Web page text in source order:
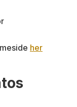
her